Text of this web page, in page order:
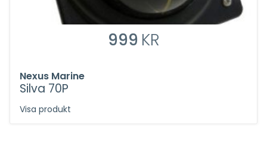
999 KR
Nexus Marine
Silva 70P
Visa produkt